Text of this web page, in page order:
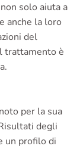
solo aiuta a
anche la loro
del
trattamento è
per la sua
degli
un profilo di